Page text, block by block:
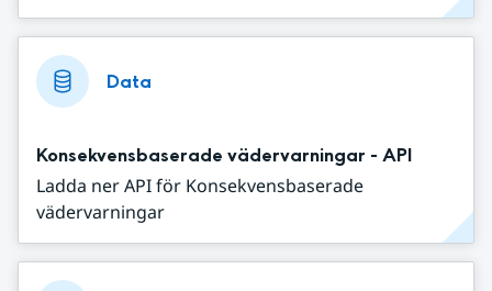
Data
Konsekvensbaserade vädervarningar - API
Ladda ner API för Konsekvensbaserade
vädervarningar